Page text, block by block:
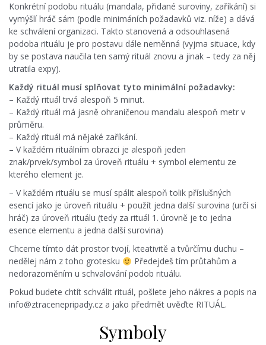
Konkrétní podobu rituálu (mandala, přidané suroviny, zaříkání) si
vymýšlí hráč sám (podle minimáních požadavků viz. níže) a dává
ke schválení organizaci. Takto stanovená a odsouhlasená
podoba rituálu je pro postavu dále neměnná (vyjma situace, kdy
by se postava naučila ten samý rituál znovu a jinak – tedy za něj
utratila expy).
Každý rituál musí splňovat tyto minimální požadavky:
– Každý rituál trvá alespoň 5 minut.
– Každý rituál má jasně ohraničenou mandalu alespoň metr v
průměru.
– Každý rituál má nějaké zaříkání.
– V každém rituálním obrazci je alespoň jeden
znak/prvek/symbol za úroveň rituálu + symbol elementu ze
kterého element je.
– V každém rituálu se musí spálit alespoň tolik příslušných
esencí jako je úroveň rituálu + použít jedna další surovina (určí si
hráč) za úroveň rituálu (tedy za rituál 1. úrovně je to jedna
esence elementu a jedna další surovina)
Chceme tímto dát prostor tvojí, kteativitě a tvůrčímu duchu –
nedělej nám z toho grotesku
Předejdeš tím průtahům a
nedorazoměním u schvalování podob rituálu.
Pokud budete chtít schválit rituál, pošlete jeho nákres a popis na
info@ztracenepripady.cz a jako předmět uvěďte RITUÁL.
Symboly